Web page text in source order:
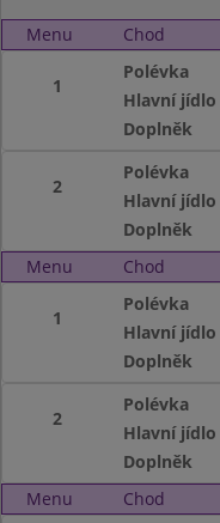
Menu Chod
1
Polévka
Hlavní jídlo
Doplněk
2
Polévka
Hlavní jídlo
Doplněk
Menu
Chod
1
Polévka
Hlavní jídlo
Doplněk
2
Polévka
Hlavní jídlo
Doplněk
Menu
Chod